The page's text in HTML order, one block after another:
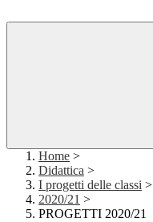
Home >
Didattica >
I progetti delle classi >
2020/21 >
PROGETTI 2020/21